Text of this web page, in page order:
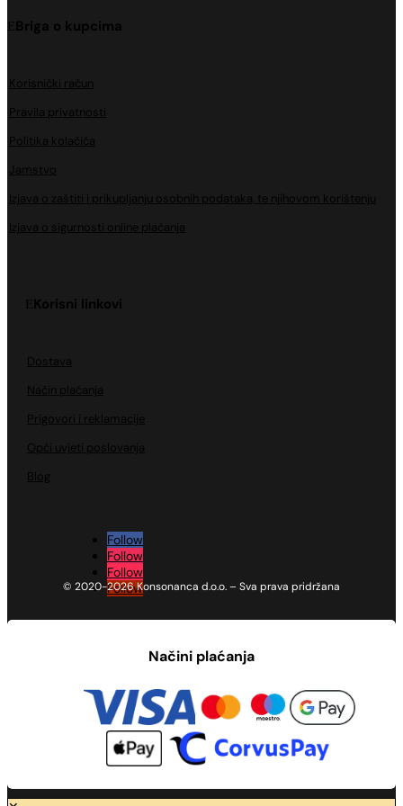
Briga o kupcima
Korisnički račun
Pravila privatnosti
Politika kolačića
Jamstvo
Izjava o zaštiti i prikupljanju osobnih podataka, te njihovom korištenju
Izjava o sigurnosti online plaćanja
Korisni linkovi
Dostava
Način plaćanja
Prigovori i reklamacije
Opći uvjeti poslovanja
Blog
Follow
Follow
Follow
Follow
© 2020-2026 Konsonanca d.o.o. – Sva prava pridržana
Načini plaćanja